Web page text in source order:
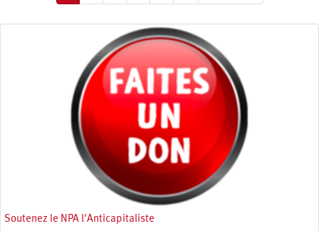
courante
suivante
page
Soutenez le NPA l'Anticapitaliste